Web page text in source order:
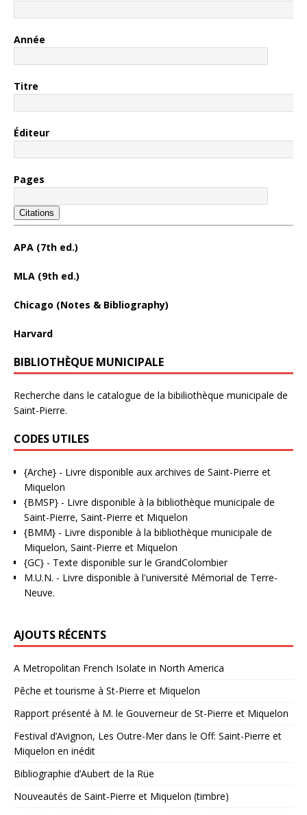
Année
Titre
Éditeur
Pages
Citations
APA (7th ed.)
MLA (9th ed.)
Chicago (Notes & Bibliography)
Harvard
BIBLIOTHÈQUE MUNICIPALE
Recherche dans le catalogue de la bibiliothèque municipale de
Saint-Pierre.
CODES UTILES
{Arche} - Livre disponible aux archives de Saint-Pierre et
Miquelon
{BMSP} - Livre disponible à la bibliothèque municipale de
Saint-Pierre, Saint-Pierre et Miquelon
{BMM} - Livre disponible à la bibliothèque municipale de
Miquelon, Saint-Pierre et Miquelon
{GC} - Texte disponible sur le GrandColombier
M.U.N. - Livre disponible à l'université Mémorial de Terre-
Neuve.
AJOUTS RÉCENTS
A Metropolitan French Isolate in North America
Pêche et tourisme à St-Pierre et Miquelon
Rapport présenté à M. le Gouverneur de St-Pierre et Miquelon
Festival d’Avignon, Les Outre-Mer dans le Off: Saint-Pierre et
Miquelon en inédit
Bibliographie d’Aubert de la Rüe
Nouveautés de Saint-Pierre et Miquelon (timbre)